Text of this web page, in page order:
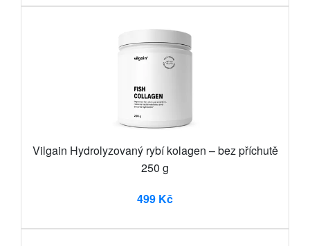
Vilgain Hydrolyzovaný rybí kolagen – bez příchutě
250 g
499 Kč